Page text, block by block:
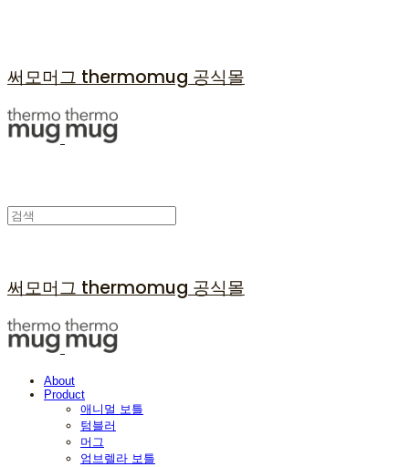
써모머그 thermomug 공식몰
써모머그 thermomug 공식몰
About
Product
애니멀 보틀
텀블러
머그
엄브렐라 보틀